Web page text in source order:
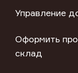
Управление
Оформить
склад